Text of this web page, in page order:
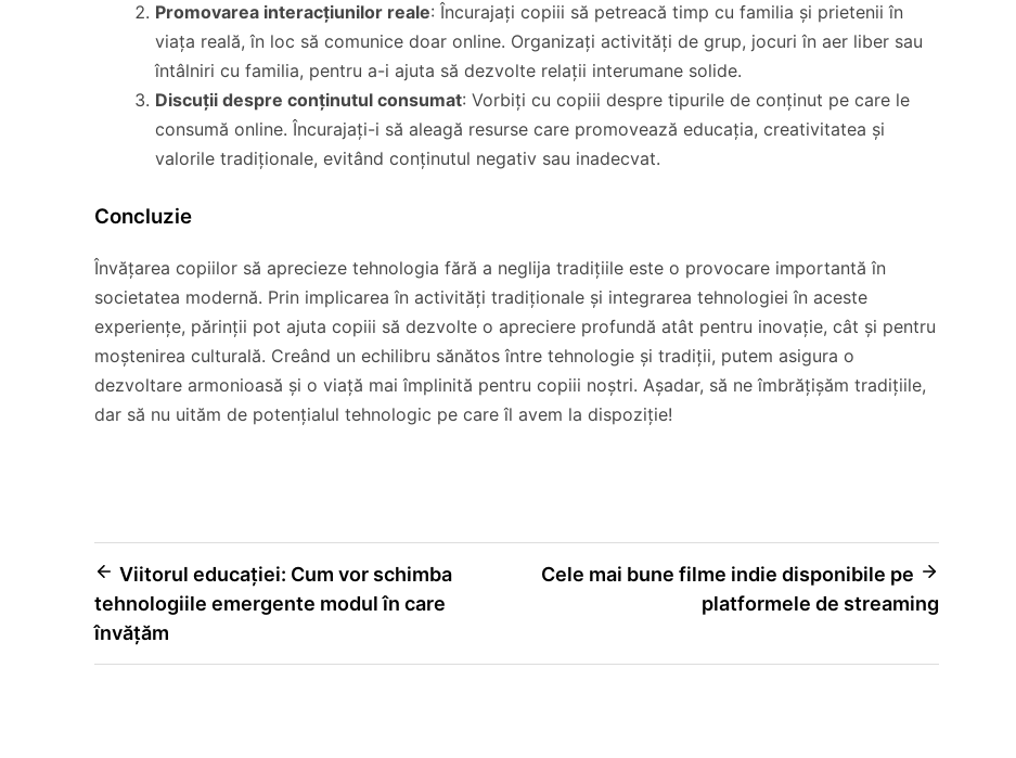
Promovarea interacțiunilor reale: Încurajați copiii să petreacă timp cu familia și prietenii în
viața reală, în loc să comunice doar online. Organizați activități de grup, jocuri în aer liber sau
întâlniri cu familia, pentru a-i ajuta să dezvolte relații interumane solide.
Discuții despre conținutul consumat: Vorbiți cu copiii despre tipurile de conținut pe care le
consumă online. Încurajați-i să aleagă resurse care promovează educația, creativitatea și
valorile tradiționale, evitând conținutul negativ sau inadecvat.
Concluzie
Învățarea copiilor să aprecieze tehnologia fără a neglija tradițiile este o provocare importantă în
societatea modernă. Prin implicarea în activități tradiționale și integrarea tehnologiei în aceste
experiențe, părinții pot ajuta copiii să dezvolte o apreciere profundă atât pentru inovație, cât și pentru
moștenirea culturală. Creând un echilibru sănătos între tehnologie și tradiții, putem asigura o
dezvoltare armonioasă și o viață mai împlinită pentru copiii noștri. Așadar, să ne îmbrățișăm tradițiile,
dar să nu uităm de potențialul tehnologic pe care îl avem la dispoziție!
Navigare
în
articole
Viitorul educației: Cum vor schimba
tehnologiile emergente modul în care
învățăm
Cele mai bune filme indie disponibile pe
platformele de streaming